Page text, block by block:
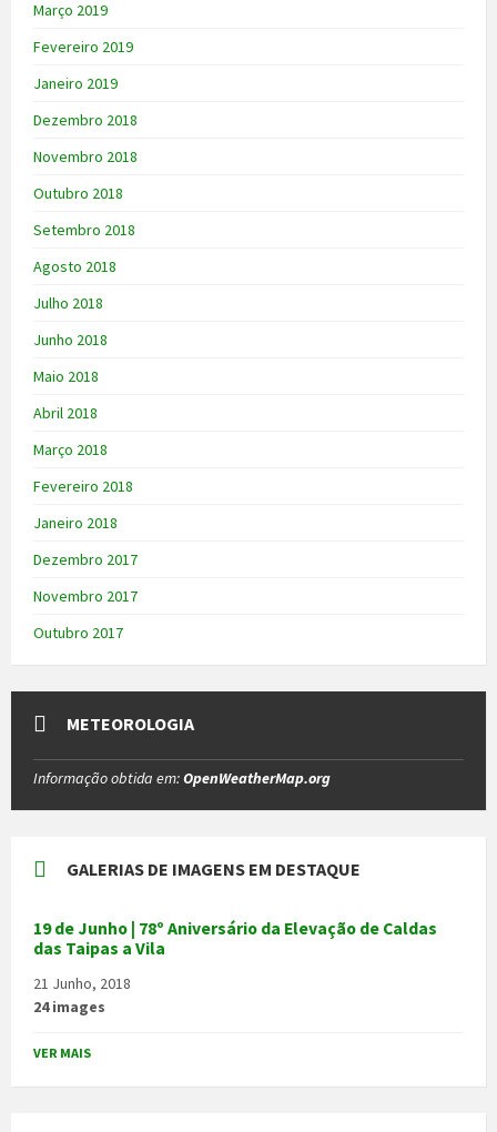
Março 2019
Fevereiro 2019
Janeiro 2019
Dezembro 2018
Novembro 2018
Outubro 2018
Setembro 2018
Agosto 2018
Julho 2018
Junho 2018
Maio 2018
Abril 2018
Março 2018
Fevereiro 2018
Janeiro 2018
Dezembro 2017
Novembro 2017
Outubro 2017
METEOROLOGIA
Informação obtida em:OpenWeatherMap.org
GALERIAS DE IMAGENS EM DESTAQUE
19 de Junho | 78º Aniversário da Elevação de Caldas
das Taipas a Vila
21 Junho, 2018
24 images
VER MAIS